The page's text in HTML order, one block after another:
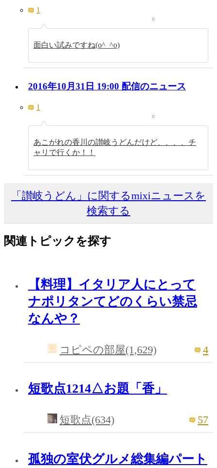
1
面白い試みですね(o^_^o)
2016年10月31日 19:00 配信のニュース
1
あこがれの香川の讃岐うどんだけど、、、、チ
ャリで行くか！！
「讃岐うどん」に関するmixiニュースを
検索する
関連トピックを探す
【料理】イタリア人にとって
ナポリタンてどのくらい禁忌
なんや？
コピペの部屋(1,629) 4
短歌点1214△お題「香」
短歌点(634) 57
孤独の室伏グルメ総集編パート